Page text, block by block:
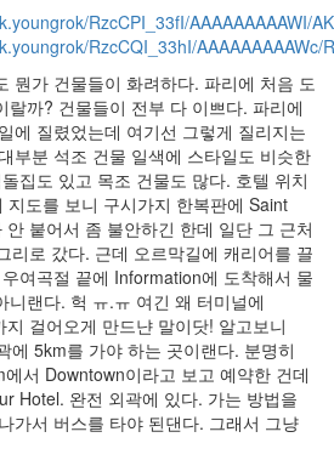
RzcCPI_33fI/AAAAAAAAAWI/
RzcCQI_33hI/
뭔가 건물들이 화려하다. 파리에 처음 도
랄까? 건물들이 전부 다 이쁘다. 파리에
에 질렸었는데 여기선 그렇게 질리지는
부분 석조 건물 일색에 스타일도 비슷한
집도 있고 목조 건물도 많다. 호텔 위치
지도를 보니 구시가지 한복판에 Saint
붙어서 좀 불안하긴 한데 일단 그 근처
리로 갔다. 근데 오르막길에 캐리어를 끌
여곡절 끝에 Information에 도착해서 물
니랜다. 헉 ㅠ.ㅠ 여긴 왜 터미널에
걸어오게 만드냔 말이닷! 알고보니
에 5km를 가야 하는 곳이랜다. 분명히
서 Downtown이라고 보고 예약한 건데
Hotel. 완전 외곽에 있다. 가는 방법을
가서 버스를 타야 된댄다. 그래서 그냥